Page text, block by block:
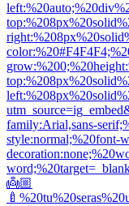
family:Arial,sans-
style:normal;%20font-
👼🏼